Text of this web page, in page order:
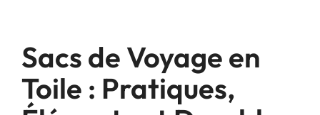
Sacs de Voyage en
Toile : Pratiques,